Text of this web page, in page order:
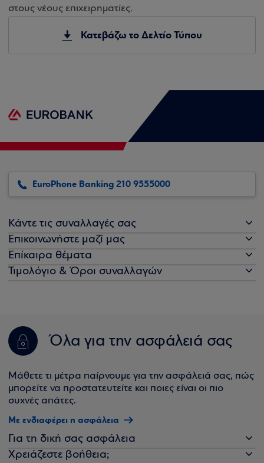
στους νέους επιχειρηματίες.
Κατεβάζω το Δελτίο Τύπου
EuroPhone Banking 210 9555000
Κάντε τις συναλλαγές σας
Επικοινωνήστε μαζί μας
Επίκαιρα θέματα
Τιμολόγιο & Όροι συναλλαγών
Όλα για την ασφάλειά σας
Μάθετε τι μέτρα παίρνουμε για την ασφάλειά σας, πώς
μπορείτε να προστατευτείτε και ποιες είναι οι πιο
συχνές απάτες.
Με ενδιαφέρει η ασφάλεια
Για τη δική σας ασφάλεια
Χρειάζεστε βοήθεια;